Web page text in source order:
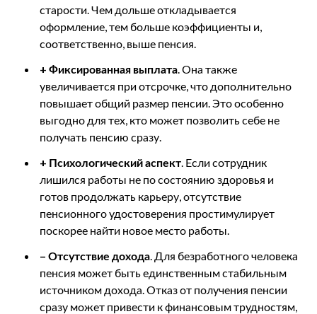
старости. Чем дольше откладывается
оформление, тем больше коэффициенты и,
соответственно, выше пенсия.
+ Фиксированная выплата. Она также
увеличивается при отсрочке, что дополнительно
повышает общий размер пенсии. Это особенно
выгодно для тех, кто может позволить себе не
получать пенсию сразу.
+ Психологический аспект. Если сотрудник
лишился работы не по состоянию здоровья и
готов продолжать карьеру, отсутствие
пенсионного удостоверения простимулирует
поскорее найти новое место работы.
– Отсутствие дохода. Для безработного человека
пенсия может быть единственным стабильным
источником дохода. Отказ от получения пенсии
сразу может привести к финансовым трудностям,